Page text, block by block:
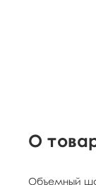
О
Объемный